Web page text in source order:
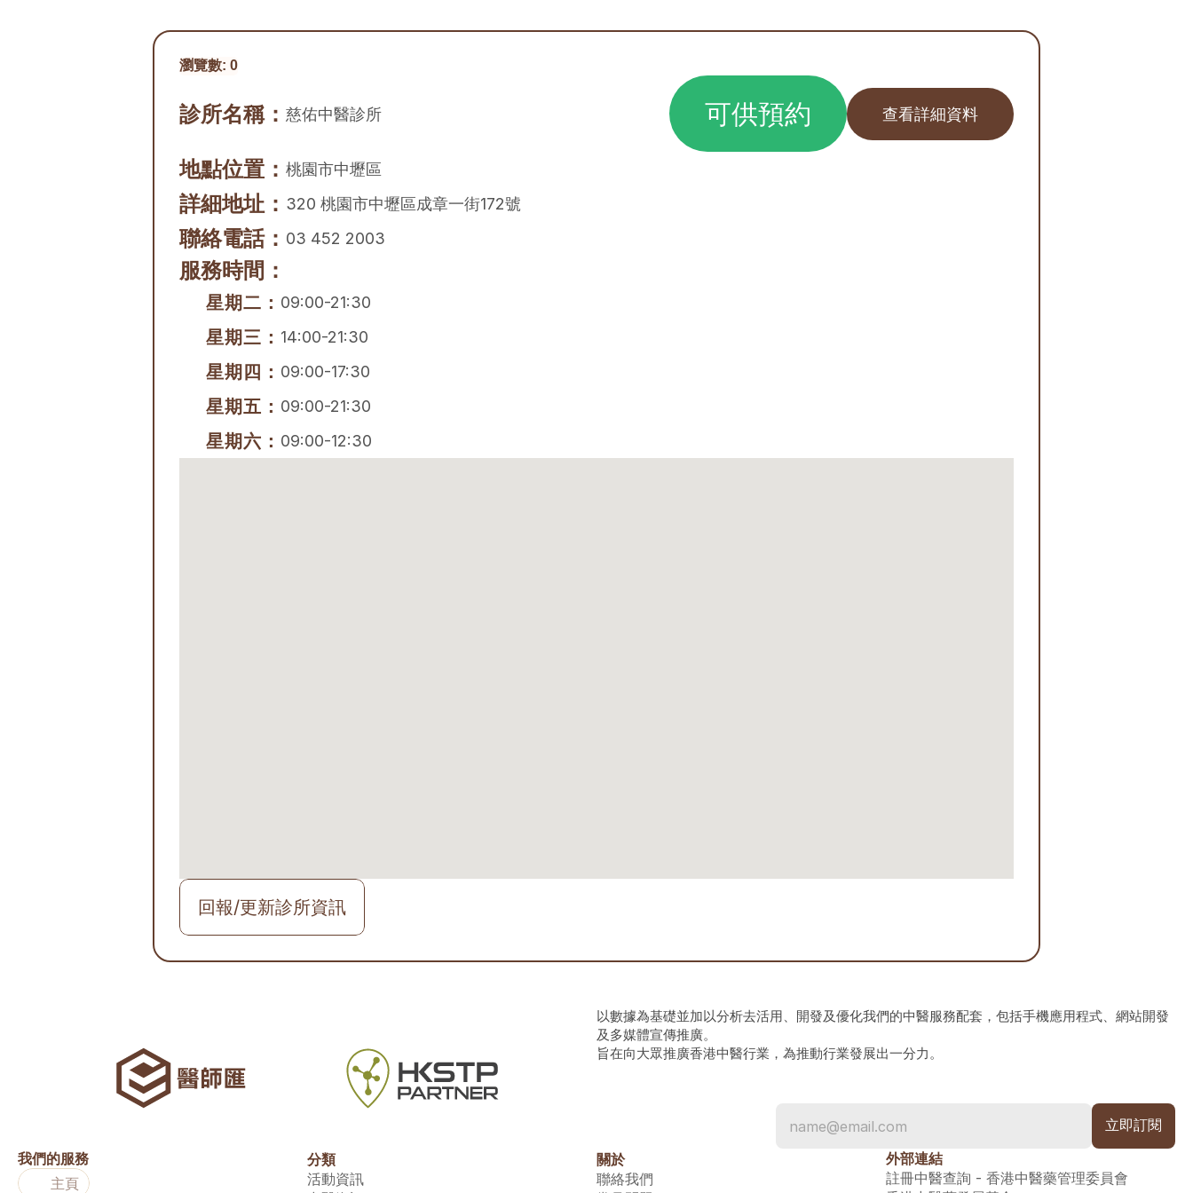
瀏覽數: 0
診所名稱： 慈佑中醫診所 可供預約 查看詳細資料
地點位置： 桃園市中壢區
詳細地址： 320 桃園市中壢區成章一街172號
聯絡電話： 03 452 2003
服務時間：
星期二： 09:00-21:30
星期三： 14:00-21:30
星期四： 09:00-17:30
星期五： 09:00-21:30
星期六： 09:00-12:30
回報/更新診所資訊
以數據為基礎並加以分析去活用、開發及優化我們的中醫服務配套，包括手機應用程式、網站開發
及多媒體宣傳推廣。
旨在向大眾推廣香港中醫行業，為推動行業發展出一分力。
我們的服務
主頁
分類
活動資訊
關於
聯絡我們
外部連結
註冊中醫查詢 - 香港中醫藥管理委員會